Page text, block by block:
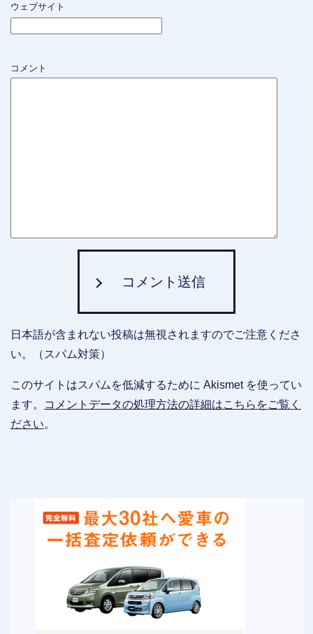
ウェブサイト
コメント
コメント送信
日本語が含まれない投稿は無視されますのでご注意くださ
い。（スパム対策）
このサイトはスパムを低減するために Akismet を使ってい
ます。
コメントデータの処理方法の詳細はこちらをご覧く
ださい。